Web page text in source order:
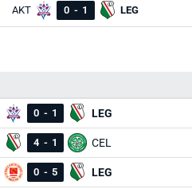
AKT 0 - 1 LEG
0 - 1 LEG
4 - 1 CEL
0 - 5 LEG